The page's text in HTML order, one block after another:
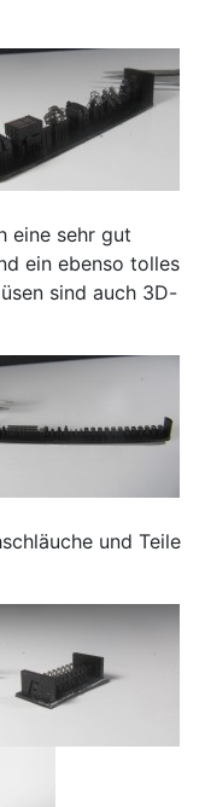
eine sehr gut
ein ebenso tolles
sind auch 3D-
und Teile